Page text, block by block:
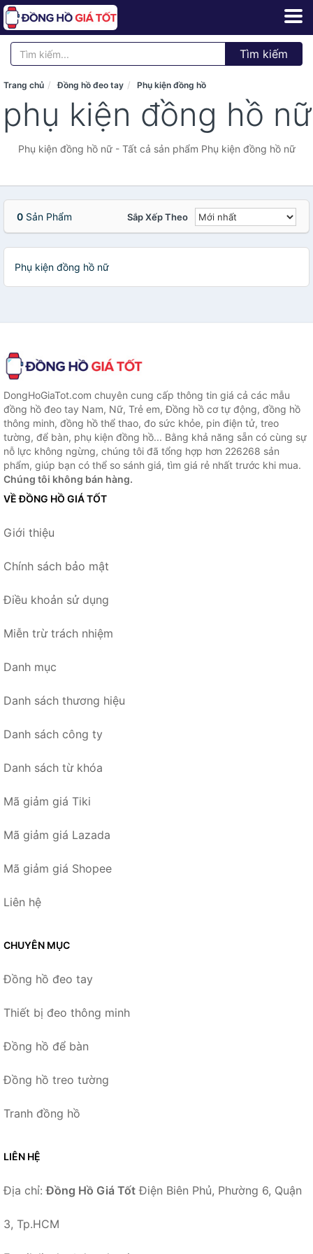
Tìm kiếm
Trang chủ Đồng hồ đeo tay Phụ kiện đồng hồ
phụ kiện đồng hồ nữ
Phụ kiện đồng hồ nữ - Tất cả sản phẩm Phụ kiện đồng hồ nữ
0 Sản Phẩm Sắp Xếp Theo
Phụ kiện đồng hồ nữ
DongHoGiaTot.com chuyên cung cấp thông tin giá cả các mẫu
đồng hồ đeo tay Nam, Nữ, Trẻ em, Đồng hồ cơ tự động, đồng hồ
thông minh, đồng hồ thể thao, đo sức khỏe, pin điện tử, treo
tường, để bàn, phụ kiện đồng hồ... Bằng khả năng sẵn có cùng sự
nỗ lực không ngừng, chúng tôi đã tổng hợp hơn 226268 sản
phẩm, giúp bạn có thể so sánh giá, tìm giá rẻ nhất trước khi mua.
Chúng tôi không bán hàng.
VỀ ĐỒNG HỒ GIÁ TỐT
Giới thiệu
Chính sách bảo mật
Điều khoản sử dụng
Miễn trừ trách nhiệm
Danh mục
Danh sách thương hiệu
Danh sách công ty
Danh sách từ khóa
Mã giảm giá Tiki
Mã giảm giá Lazada
Mã giảm giá Shopee
Liên hệ
CHUYÊN MỤC
Đồng hồ đeo tay
Thiết bị đeo thông minh
Đồng hồ để bàn
Đồng hồ treo tường
Tranh đồng hồ
LIÊN HỆ
Địa chỉ:Đồng Hồ Giá Tốt Điện Biên Phủ, Phường 6, Quận
3, Tp.HCM